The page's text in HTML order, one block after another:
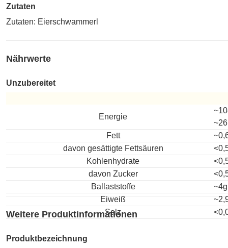
Zutaten
Zutaten: Eierschwammerl
Nährwerte
Unzubereitet
Energie
Fett
davon gesättigte Fettsäuren
Kohlenhydrate
davon Zucker
Ballaststoffe
~4g
Eiweiß
Salz
Weitere Produktinformationen
Produktbezeichnung